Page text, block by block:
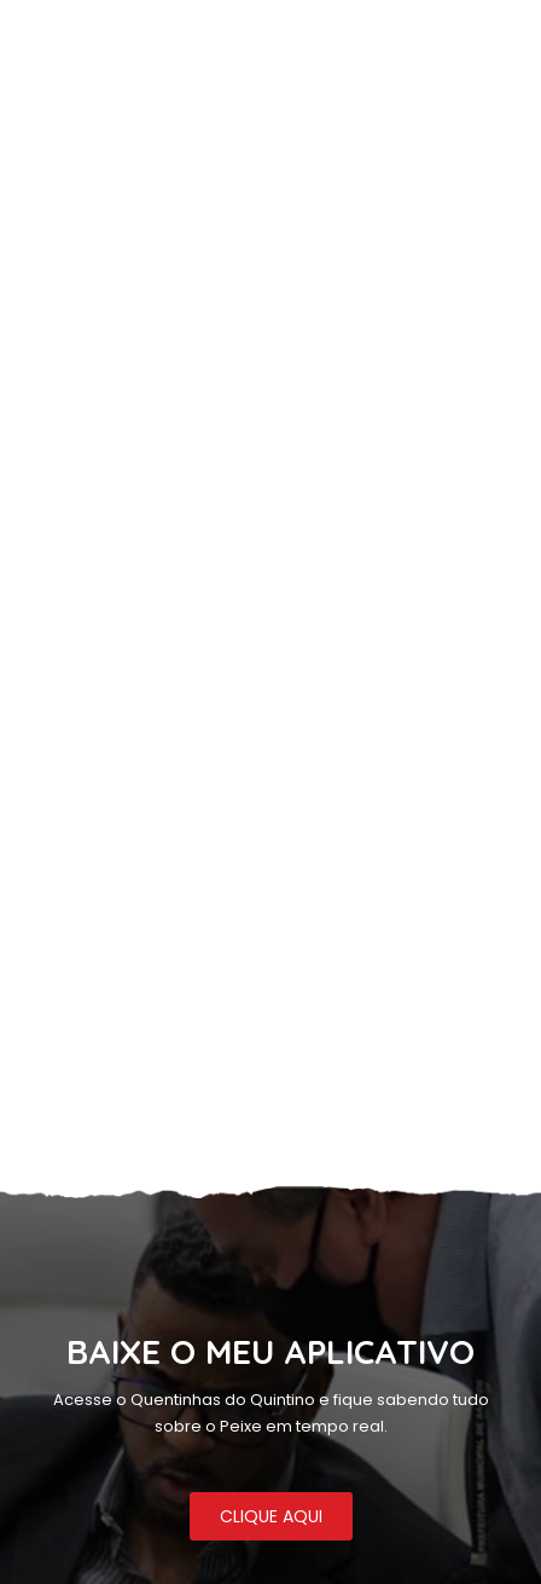
BAIXE O MEU APLICATIVO
Acesse o Quentinhas do Quintino e fique sabendo tudo
sobre o Peixe em tempo real.
CLIQUE AQUI